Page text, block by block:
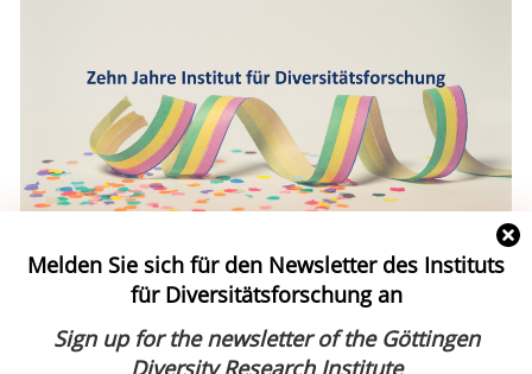
Melden Sie sich für den Newsletter des Instituts
für Diversitätsforschung an
Sign up for the newsletter of the Göttingen